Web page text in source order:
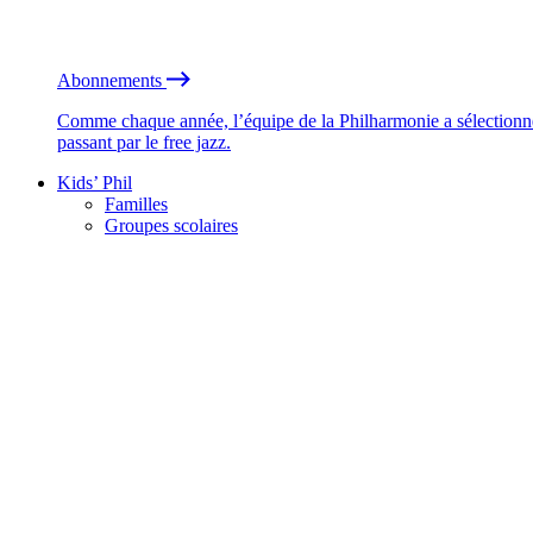
Abonnements
Comme chaque année, l’équipe de la Philharmonie a
passant par le free jazz.
Kids’ Phil
Familles
Groupes scolaires